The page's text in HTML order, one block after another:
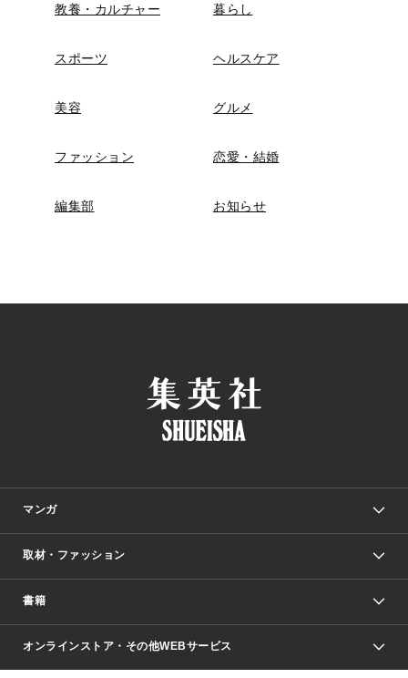
教養・カルチャー 暮らし
スポーツ ヘルスケア
美容 グルメ
ファッション 恋愛・結婚
編集部 お知らせ
マンガ
少年マンガ
Vジャンプ
週刊ヤングジャンプ
少女マンガ
取材・ファッション
Seventeen
芸能・情報・スポーツ
書籍
文芸・文庫・総合
オンラインストア・その他WEBサービス